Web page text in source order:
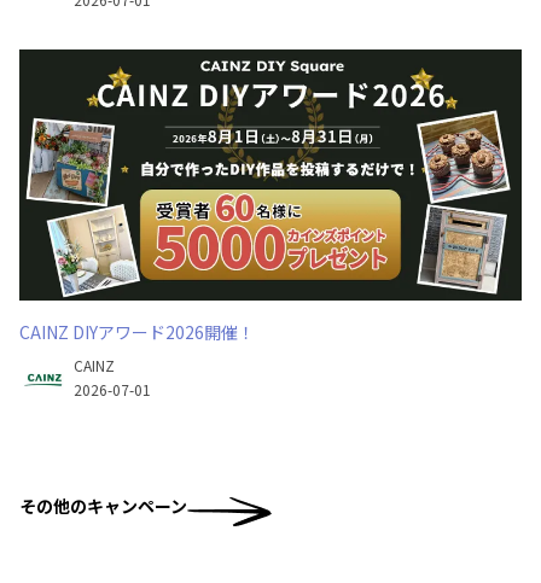
CAINZ DIYアワード2026開催！
CAINZ
2026-07-01